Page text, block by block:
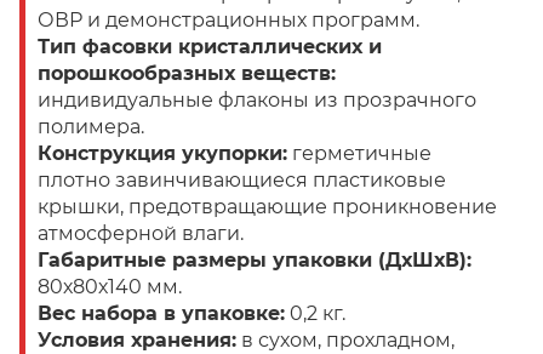
ОВР и демонстрационных программ.
Тип фасовки кристаллических и
порошкообразных веществ:
индивидуальные флаконы из прозрачного
полимера.
Конструкция укупорки: герметичные
плотно завинчивающиеся пластиковые
крышки, предотвращающие проникновение
атмосферной влаги.
Габаритные размеры упаковки (ДхШхВ):
80х80х140 мм.
Вес набора в упаковке: 0,2 кг.
Условия хранения: в сухом, прохладном,